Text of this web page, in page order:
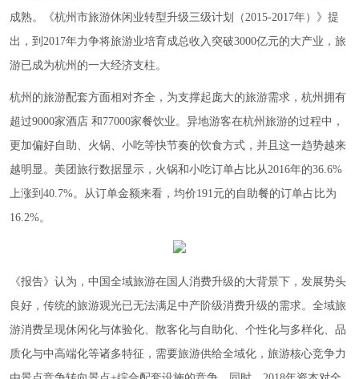
成熟。《杭州市旅游休闲业转型升级三级计划（2015-2017年）》提
出，到2017年力争将旅游业培育成总收入突破3000亿元的大产业，旅
游已成为杭州的一大经济支柱。
杭州的旅游配套方面相对齐全，为支撑起庞大的旅游需求，杭州拥有
超过9000家酒店 和77000家餐饮业。异地游客在杭州旅游的过程中，
更加偏好自助、火锅、小吃等快节奏的饮食方式，并且这一趋势越来
越明显。美团旅行数据显示，火锅和小吃订单占比从2016年的36.6%
上涨到40.7%。从订单金额来看，均价191元的自助餐的订单占比为
16.2%。
《报告》认为，中国全域旅游在国人消费升级的大背景下，发展势头
良好，传统的旅游观光已无法满足中产阶级消费升级的需求。全域旅
游消费呈现休闲化与体验化、散客化与自助化、个性化与多样化、品
质化与中高端化等诸多特征，需要旅游供给全域化，旅游核心竞争力